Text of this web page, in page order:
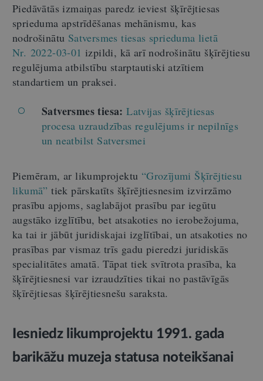
Piedāvātās izmaiņas paredz ieviest šķīrējtiesas
sprieduma apstrīdēšanas mehānismu, kas
nodrošinātu Satversmes tiesas sprieduma lietā
Nr. 2022-03-01 izpildi, kā arī nodrošinātu šķīrējtiesu
regulējuma atbilstību starptautiski atzītiem
standartiem un praksei.
Satversmes tiesa: Latvijas šķīrējtiesas
procesa uzraudzības regulējums ir nepilnīgs
un neatbilst Satversmei
Piemēram, ar likumprojektu “Grozījumi Šķīrējtiesu
likumā” tiek pārskatīts šķīrējtiesnesim izvirzāmo
prasību apjoms, saglabājot prasību par iegūtu
augstāko izglītību, bet atsakoties no ierobežojuma,
ka tai ir jābūt juridiskajai izglītībai, un atsakoties no
prasības par vismaz trīs gadu pieredzi juridiskās
specialitātes amatā. Tāpat tiek svītrota prasība, ka
šķīrējtiesnesi var izraudzīties tikai no pastāvīgās
šķīrējtiesas šķīrējtiesnešu saraksta.
Iesniedz likumprojektu 1991. gada
barikāžu muzeja statusa noteikšanai